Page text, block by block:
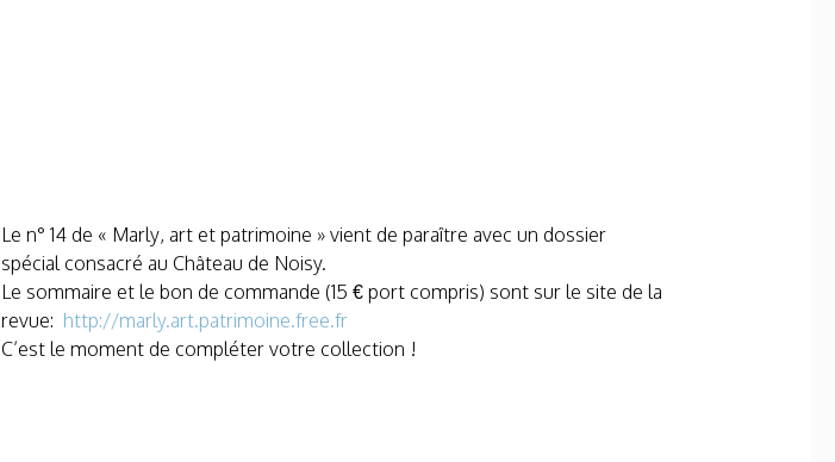
Le n° 14 de « Marly, art et patrimoine » vient de paraître avec un dossier
spécial consacré au Château de Noisy.
Le sommaire et le bon de commande (15 € port compris) sont sur le site de la
revue: http://marly.art.patrimoine.free.fr
C’est le moment de compléter votre collection !